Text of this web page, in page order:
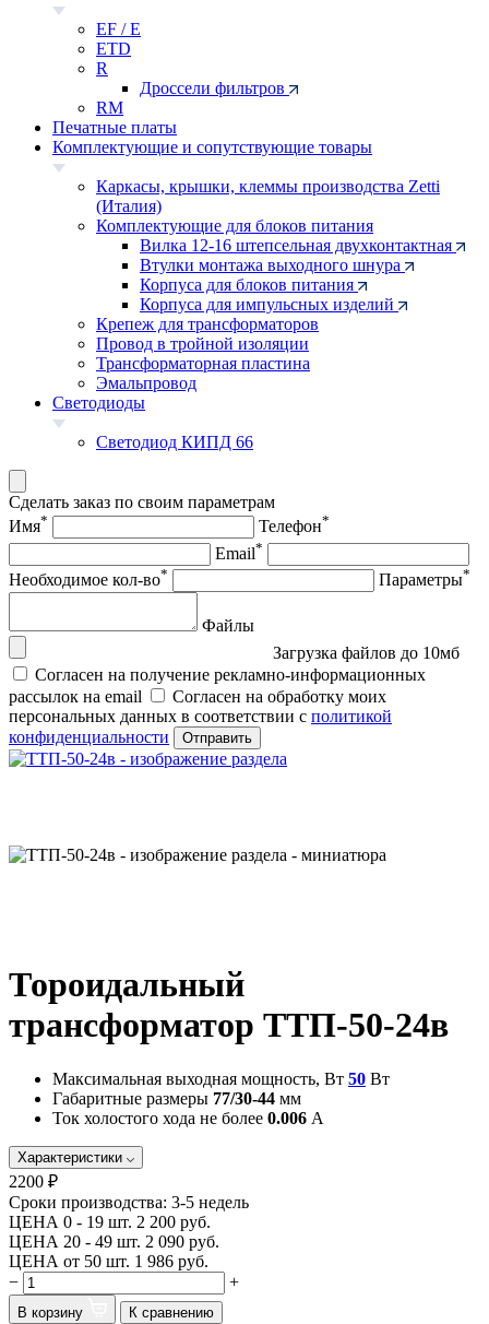
EF / E
ETD
R
Дроссели фильтров
RM
Печатные платы
Комплектующие и сопутствующие товары
Каркасы, крышки, клеммы производства Zetti
(Италия)
Комплектующие для блоков питания
Вилка 12-16 штепсельная двухконтактная
Втулки монтажа выходного шнура
Корпуса для блоков питания
Корпуса для импульсных изделий
Крепеж для трансформаторов
Провод в тройной изоляции
Трансформаторная пластина
Эмальпровод
Светодиоды
Светодиод КИПД 66
Сделать заказ по своим параметрам
Имя* Телефон*
Email*
Необходимое кол-во* Параметры*
Файлы
Загрузка файлов до 10мб
Согласен на получение рекламно-информационных
рассылок на email
Согласен на обработку моих
персональных данных в соответствии с политикой
конфиденциальности
Отправить
Тороидальный
трансформатор ТТП-50-24в
Максимальная выходная мощность, Вт 50 Вт
Габаритные размеры 77/30-44 мм
Ток холостого хода не более 0.006 А
Характеристики
2200 ₽
Сроки производства: 3-5 недель
ЦЕНА 0 - 19 шт. 2 200 руб.
ЦЕНА 20 - 49 шт. 2 090 руб.
ЦЕНА от 50 шт. 1 986 руб.
−
+
В корзину К сравнению